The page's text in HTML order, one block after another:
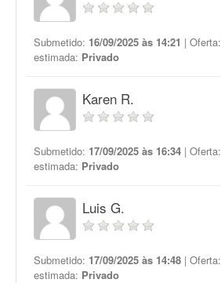
Submetido: 16/09/2025 às 14:21 | Oferta:
estimada: Privado
Karen R.
Submetido: 17/09/2025 às 16:34 | Oferta:
estimada: Privado
Luis G.
Submetido: 17/09/2025 às 14:48 | Oferta:
estimada: Privado